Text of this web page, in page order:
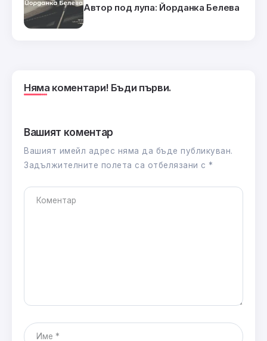
Автор под лупа: Йорданка Белева
Няма коментари! Бъди първи.
Вашият коментар
Вашият имейл адрес няма да бъде публикуван.
Задължителните полета са отбелязани с *